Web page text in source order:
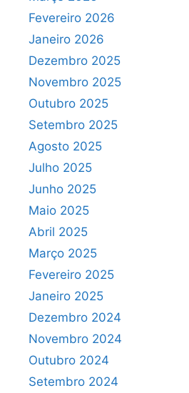
Fevereiro 2026
Janeiro 2026
Dezembro 2025
Novembro 2025
Outubro 2025
Setembro 2025
Agosto 2025
Julho 2025
Junho 2025
Maio 2025
Abril 2025
Março 2025
Fevereiro 2025
Janeiro 2025
Dezembro 2024
Novembro 2024
Outubro 2024
Setembro 2024